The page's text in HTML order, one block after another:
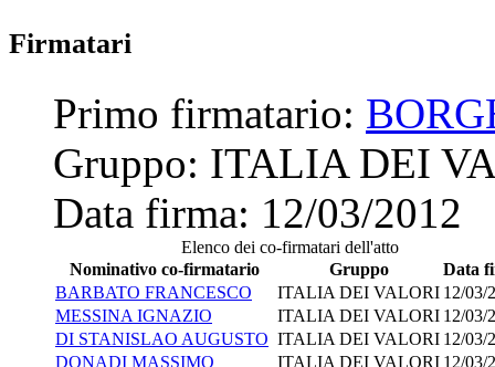
Firmatari
Primo firmatario:
Gruppo: ITALIA DEI
Data firma: 12/03/2012
Elenco dei co-firmatari dell'atto
Nominativo co-firmatario
Gruppo
Data
BARBATO FRANCESCO
ITALIA DEI VALORI 12/03/
MESSINA IGNAZIO
ITALIA DEI VALORI 12/03/
DI STANISLAO AUGUSTO ITALIA DEI VALORI 12/03/
DONADI MASSIMO
ITALIA DEI VALORI 12/03/